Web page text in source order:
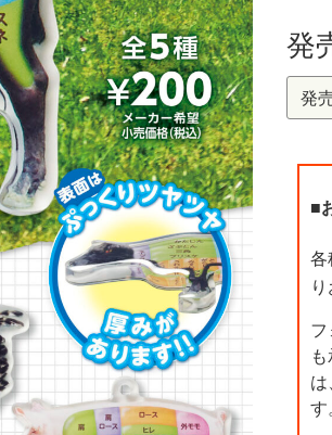
発
■
各
は
す